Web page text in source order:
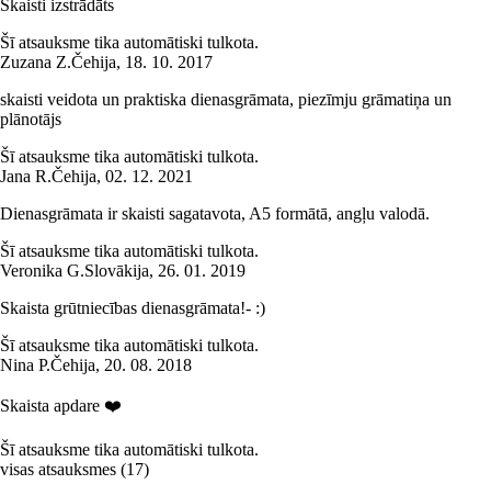
Skaisti izstrādāts
Šī atsauksme tika automātiski tulkota.
Zuzana Z.Čehija, 18. 10. 2017
skaisti veidota un praktiska dienasgrāmata, piezīmju grāmatiņa un
plānotājs
Šī atsauksme tika automātiski tulkota.
Jana R.Čehija, 02. 12. 2021
Dienasgrāmata ir skaisti sagatavota, A5 formātā, angļu valodā.
Šī atsauksme tika automātiski tulkota.
Veronika G.Slovākija, 26. 01. 2019
Skaista grūtniecības dienasgrāmata!- :)
Šī atsauksme tika automātiski tulkota.
Nina P.Čehija, 20. 08. 2018
Skaista apdare ❤️
Šī atsauksme tika automātiski tulkota.
visas atsauksmes (17)